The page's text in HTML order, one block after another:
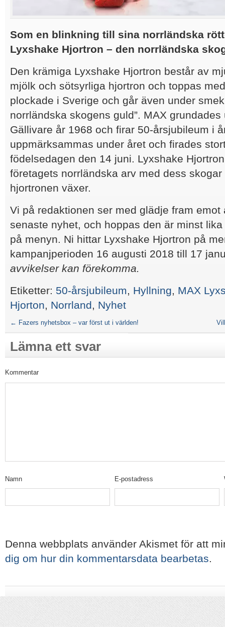
Som en blinkning till sina norrländska
Lyxshake Hjortron – den norrländska
Den krämiga Lyxshake Hjortron består av
mjölk och sötsyrliga hjortron och toppas
plockade i Sverige och går även under
norrländska skogens guld”. MAX
Gällivare år 1968 och firar 50-årsjubileum i
uppmärksammas under året och firades
födelsedagen den 14 juni. Lyxshake
företagets norrländska arv med dess
hjortronen växer.
Vi på redaktionen ser med glädje fram emot
senaste nyhet, och hoppas den är minst
på menyn. Ni hittar Lyxshake Hjortron på
kampanjperioden 16 augusti 2018 till 17
avvikelser kan förekomma.
Etiketter: 50-årsjubileum, Hyllning, MAX
Hjorton, Norrland, Nyhet
← Fazers nyhetsbox – var först ut i världen!
Lämna ett svar
Kommentar
Namn E-postadress
Denna webbplats använder Akismet för att
dig om hur din kommentarsdata bearbetas.